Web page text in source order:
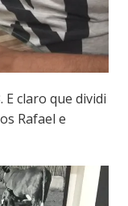
claro que dividi
Rafael e